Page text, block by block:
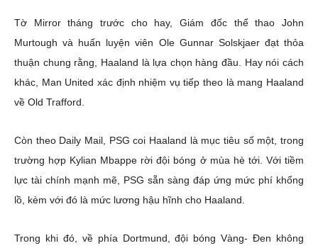
Tờ Mirror tháng trước cho hay, Giám đốc thể thao John
Murtough và huấn luyện viên Ole Gunnar Solskjaer đạt thỏa
thuận chung rằng, Haaland là lựa chọn hàng đầu. Hay nói cách
khác, Man United xác định nhiệm vụ tiếp theo là mang Haaland
về Old Trafford.
Còn theo Daily Mail, PSG coi Haaland là mục tiêu số một, trong
trường hợp Kylian Mbappe rời đội bóng ở mùa hè tới. Với tiềm
lực tài chính mạnh mẽ, PSG sẵn sàng đáp ứng mức phí khổng
lồ, kèm với đó là mức lương hậu hĩnh cho Haaland.
Trong khi đó, về phía Dortmund, đội bóng Vàng- Đen không